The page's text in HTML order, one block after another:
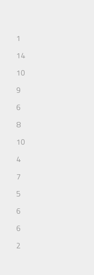
1
14
10
9
6
8
10
4
7
5
6
6
2